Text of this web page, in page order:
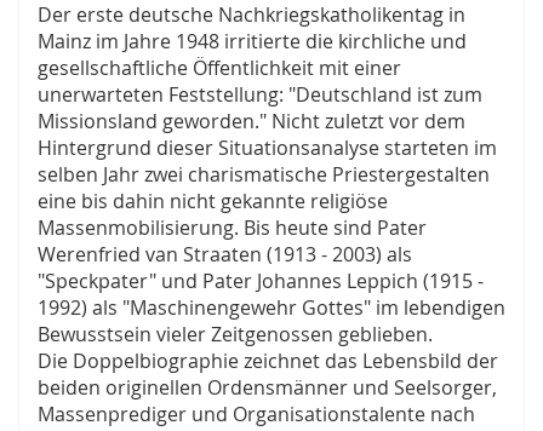
Der erste deutsche Nachkriegskatholikentag in
Mainz im Jahre 1948 irritierte die kirchliche und
gesellschaftliche Öffentlichkeit mit einer
unerwarteten Feststellung: "Deutschland ist zum
Missionsland geworden." Nicht zuletzt vor dem
Hintergrund dieser Situationsanalyse starteten im
selben Jahr zwei charismatische Priestergestalten
eine bis dahin nicht gekannte religiöse
Massenmobilisierung. Bis heute sind Pater
Werenfried van Straaten (1913 - 2003) als
"Speckpater" und Pater Johannes Leppich (1915 -
1992) als "Maschinengewehr Gottes" im lebendigen
Bewusstsein vieler Zeitgenossen geblieben.
Die Doppelbiographie zeichnet das Lebensbild der
beiden originellen Ordensmänner und Seelsorger,
Massenprediger und Organisationstalente nach